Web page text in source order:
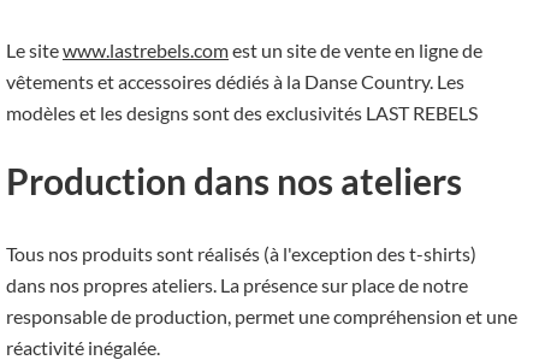
Le sitewww.lastrebels.comest un site de vente en ligne de
vêtements et accessoires dédiés à la Danse Country. Les
modèles et les designs sont des exclusivités LAST REBELS
Production dans nos ateliers
Tous nos produits sont réalisés (à l'exception des t-shirts)
dans nos propres ateliers. La présence sur place de notre
responsable de production, permet une compréhension et une
réactivité inégalée.